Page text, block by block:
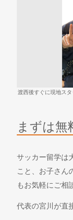
渡西後すぐに現地ス
まずは無
サッカー留学は
こと、お子さ
もお気軽にご相
代表の宮川が直